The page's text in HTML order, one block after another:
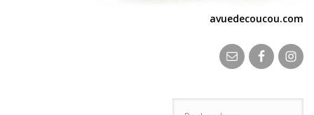
avuedecoucou.com